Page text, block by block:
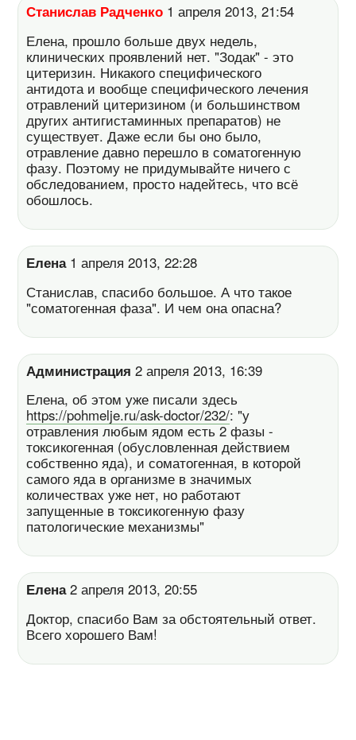
Станислав Радченко 1 апреля 2013, 21:54
Елена, прошло больше двух недель,
клинических проявлений нет. "Зодак" - это
цитеризин. Никакого специфического
антидота и вообще специфического лечения
отравлений цитеризином (и большинством
других антигистаминных препаратов) не
существует. Даже если бы оно было,
отравление давно перешло в соматогенную
фазу. Поэтому не придумывайте ничего с
обследованием, просто надейтесь, что всё
обошлось.
Елена1 апреля 2013, 22:28
Станислав, спасибо большое. А что такое
"соматогенная фаза". И чем она опасна?
Администрация 2 апреля 2013, 16:39
Елена, об этом уже писали здесь
https://pohmelje.ru/ask-doctor/232/: "у
отравления любым ядом есть 2 фазы -
токсикогенная (обусловленная действием
собственно яда), и соматогенная, в которой
самого яда в организме в значимых
количествах уже нет, но работают
запущенные в токсикогенную фазу
патологические механизмы"
Елена2 апреля 2013, 20:55
Доктор, спасибо Вам за обстоятельный ответ.
Всего хорошего Вам!